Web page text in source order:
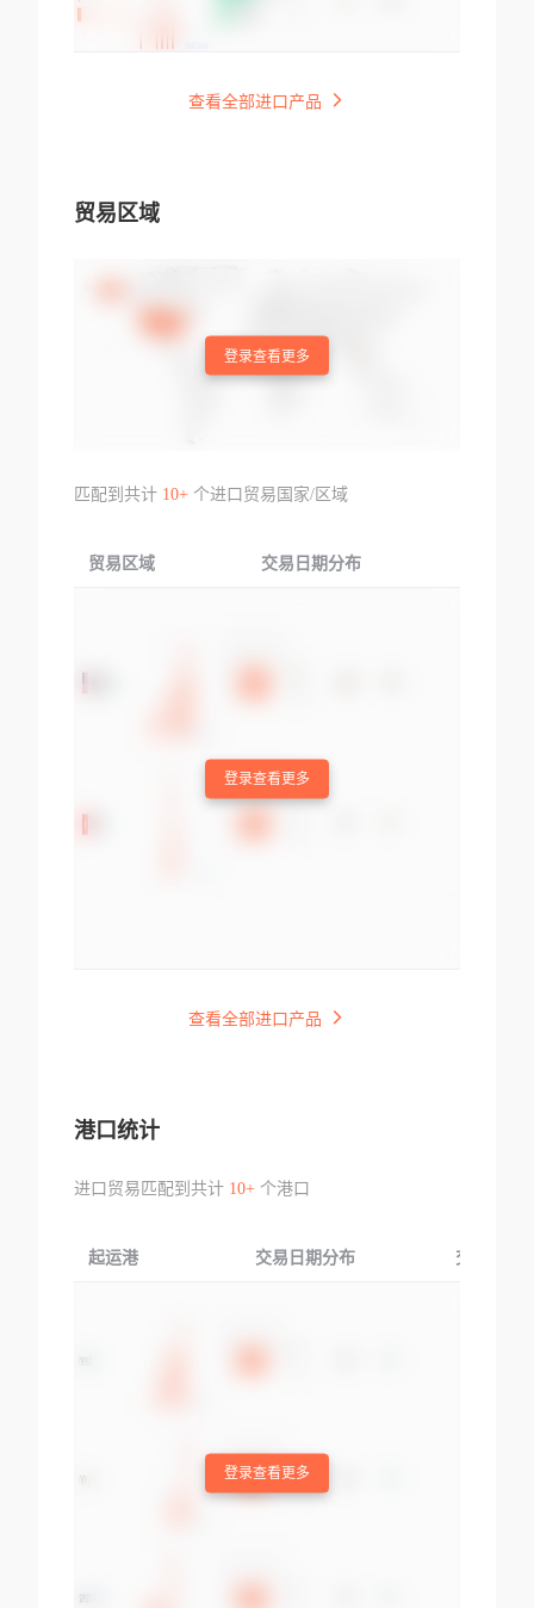
查看全部进口产品
贸易区域
登录查看更多
匹配到共计 10+个进口贸易国家/区域
贸易区域 交易日期分布
登录查看更多
查看全部进口产品
港口统计
进口贸易匹配到共计 10+个港口
起运港 交易日期分布 交易产品
登录查看更多